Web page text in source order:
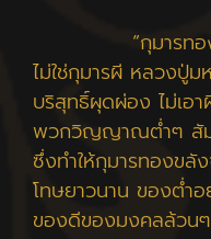
“กุมารทอง เท
ไม่ใช่กุมารผี หลวงปู่
บริสุทธิ์ผุดผ่อง ไม่เอ
พวกวิญญาณต่ำๆ สัม
ซึ่งทำให้กุมารทองขลั
โทษยาวนาน ของต่ำอ
ของดีของมงคลล้วนๆ